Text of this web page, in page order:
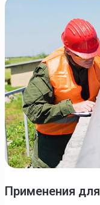
Применения